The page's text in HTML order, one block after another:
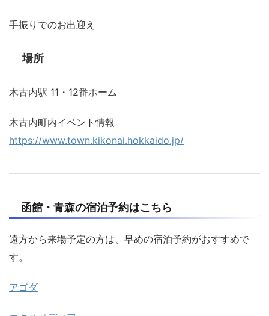
手振りでのお出迎え
場所
木古内駅 11・12番ホーム
木古内町内イベント情報
https://www.town.kikonai.hokkaido.jp/
函館・青森の宿泊予約はこちら
遠方から来場予定の方は、早めの宿泊予約がおすすめで
す。
アゴダ